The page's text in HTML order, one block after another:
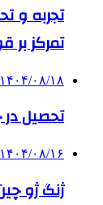
تجربه و
تمرکز بر
۱۴۰۴/۰۸/۱۸
تحصیل در
۱۴۰۴/۰۸/۱۶
ژنگ ژو